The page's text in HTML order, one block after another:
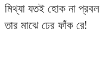
মিথ্যা যতই হোক না প্রবল
তার মাঝে ঢের ফাঁক রে!